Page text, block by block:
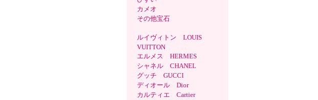
カメオ
その他宝石
ルイヴィトン LOUIS
VUITTON
エルメス HERMES
シャネル CHANEL
グッチ GUCCI
ディオール Dior
カルティエ Cartier